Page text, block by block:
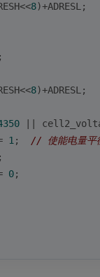
8)+ADRESL;
;
8)+ADRESL;
||
1 ; // 使能电量平
0;